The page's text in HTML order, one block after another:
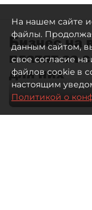
Бизнес на
платят за
для них
На нашем сайте
файлы.
данным сайтом,
свое согласие на
файлов cookie в
настоящим
Политикой о